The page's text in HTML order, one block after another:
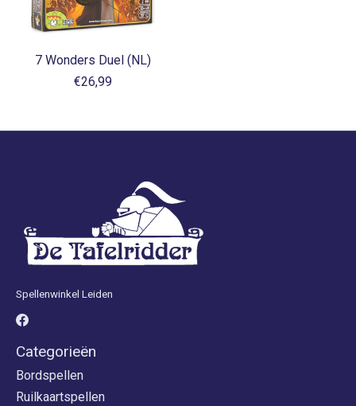
7 Wonders Duel (NL)
€26,99
Spellenwinkel Leiden
Categorieën
Bordspellen
Ruilkaartspellen